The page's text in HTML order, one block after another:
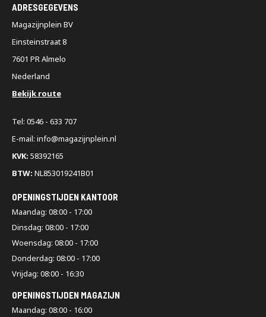
ADRESGEGEVENS
Magazijnplein BV
Einsteinstraat 8
7601 PR Almelo
Nederland
Bekijk route
Tel: 0546 - 633 707
E-mail: info@magazijnplein.nl
KVK: 58392165
BTW: NL853019241B01
OPENINGSTIJDEN KANTOOR
Maandag: 08:00 - 17:00
Dinsdag: 08:00 - 17:00
Woensdag: 08:00 - 17:00
Donderdag: 08:00 - 17:00
Vrijdag: 08:00 - 16:30
OPENINGSTIJDEN MAGAZIJN
Maandag: 08:00 - 16:00